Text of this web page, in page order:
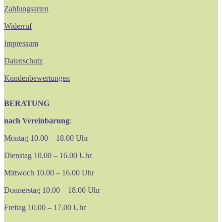
Zahlungsarten
Widerruf
Impressum
Datenschutz
Kundenbewertungen
BERATUNG
nach Vereinbarung:
Montag 10.00 – 18.00 Uhr
Dienstag 10.00 – 16.00 Uhr
Mittwoch 10.00 – 16.00 Uhr
Donnerstag 10.00 – 18.00 Uhr
Freitag 10.00 – 17.00 Uhr